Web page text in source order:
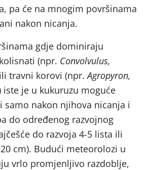
pa će na mnogim površinama
nakon nicanja.
gdje dominiraju
(npr. Convolvulus,
travni korovi (npr.Agropyron,
iste je u kukuruzu moguće
samo nakon njihova nicanja i
do određenog razvojnog
do razvoja 4-5 lista ili
cm). Budući meteorolozi u
vrlo promjenljivo razdoblje,